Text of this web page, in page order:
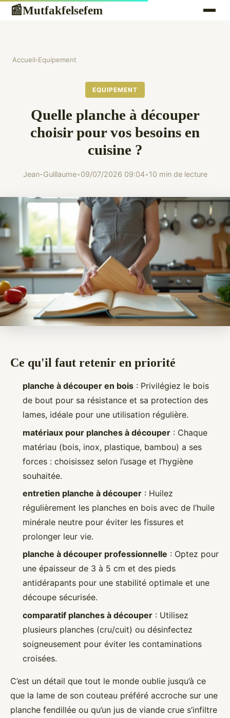
📰Mutfakfelsefem
Accueil›Equipement
EQUIPEMENT
Quelle planche à découper
choisir pour vos besoins en
cuisine ?
Jean-Guillaume•09/07/2026 09:04•10 min de lecture
Ce qu'il faut retenir en priorité
planche à découper en bois : Privilégiez le bois
de bout pour sa résistance et sa protection des
lames, idéale pour une utilisation régulière.
matériaux pour planches à découper : Chaque
matériau (bois, inox, plastique, bambou) a ses
forces : choisissez selon l’usage et l’hygiène
souhaitée.
entretien planche à découper : Huilez
régulièrement les planches en bois avec de l’huile
minérale neutre pour éviter les fissures et
prolonger leur vie.
planche à découper professionnelle : Optez pour
une épaisseur de 3 à 5 cm et des pieds
antidérapants pour une stabilité optimale et une
découpe sécurisée.
comparatif planches à découper : Utilisez
plusieurs planches (cru/cuit) ou désinfectez
soigneusement pour éviter les contaminations
croisées.
C’est un détail que tout le monde oublie jusqu’à ce
que la lame de son couteau préféré accroche sur une
planche fendillée ou qu’un jus de viande crue s’infiltre